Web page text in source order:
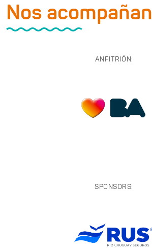
Nos acompañan
ANFITRIÓN:
SPONSORS: